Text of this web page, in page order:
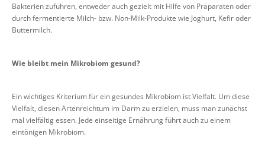
Bakterien zuführen, entweder auch gezielt mit Hilfe von Präparaten oder
durch fermentierte Milch- bzw. Non-Milk-Produkte wie Joghurt, Kefir oder
Buttermilch.
Wie bleibt mein Mikrobiom gesund?
Ein wichtiges Kriterium für ein gesundes Mikrobiom ist Vielfalt. Um diese
Vielfalt, diesen Artenreichtum im Darm zu erzielen, muss man zunächst
mal vielfältig essen. Jede einseitige Ernährung führt auch zu einem
eintönigen Mikrobiom.